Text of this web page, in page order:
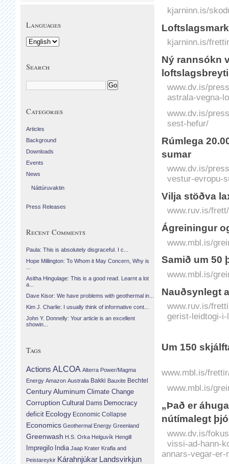
kjarninn.is/
kjarninn.is/
Ný rannsókn
www.dv.is/
astrala-vegna-
www.dv.is/
sest-hefur/
Rúmlega
sumar
www.dv.is/
vestur-evropu-
Vilja stöðva
www.ruv.is/
Ágreiningur
www.mbl.is/
Samið um 50
www.mbl.is/
Nauðsynlegt
www.ruv.is/
gerist-leidtogi-
Um 150
www.mbl.is/
www.mbl.is/
„Það er
nútímalegt
www.dv.is/
vissi-ad-hann-
annars-vegar-
Languages
Search
Categories
Articles
Background
Downloads
Events
News
Náttúruvaktin
Press Releases
Recent Comments
Paula: This is absolutely disgraceful. I c...
Hope Millington: To Whom it May Concern, Why is
Asitha Hingulage: This is a good read. Learnt a lot
a...
Dave Kisor: We have problems with geothermal in...
Kim J. Charlie: I usually think of informative cont...
John Y. Donnelly: Your article is an excellent
showin...
Tags
Actions ALCOA Alterra Power/Magma
Energy Amazon Australia Bakki Bauxite Bechtel
Century Aluminum Climate Change
Corruption Cultural Dams Democracy
deficit Ecology Economic Collapse
Economics Geothermal Energy Greenland
Greenwash H.S. Orka Helguvík Hengill
Impregilo India Jaap Krater Krafla and
Þeistareykir Kárahnjúkar Landsvirkjun